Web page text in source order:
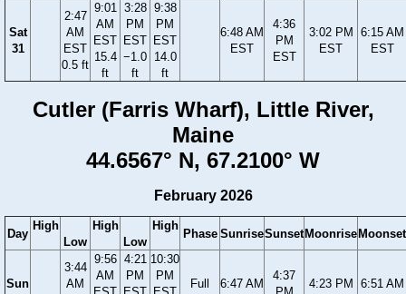
Sat
31
2:47
AM
EST
0.5 ft
9:01
AM
EST
15.4
ft
3:28
PM
EST
−1.0
ft
9:38
PM
EST
14.0
ft
6:48 AM
EST
4:36
PM
EST
3:02 PM
EST
6:15 AM
EST
Cutler (Farris Wharf), Little River,
Maine
44.6567° N, 67.2100° W
February 2026
Day
High
Low
High
Low
High
Phase SunriseSunset Moonrise Moonset
Sun
3:44
AM
9:56
AM
4:21
PM
10:30
PM
Full
6:47 AM
4:37
4:23 PM
6:51 AM